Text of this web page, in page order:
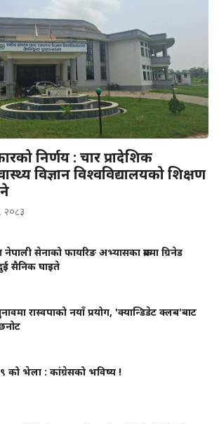
निर्णय : चार प्रादेशिक
विज्ञान विश्वविद्यालयको शिक्षण
२०८३
नेपाली सेनाको फायरिङ अभ्यासका क्रममा ग्रिनेड
सैनिक घाइते
रास्वपाको नयाँ प्रयोग, 'क्यान्डिडेट क्लब'बाट
को भेला : कांग्रेसको भविष्य !